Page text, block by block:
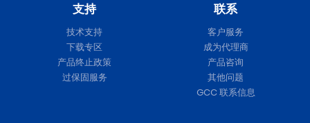
支持
技术支持
下载专区
产品终止政策
过保固服务
联系
客户服务
成为代理商
产品咨询
其他问题
GCC 联系信息